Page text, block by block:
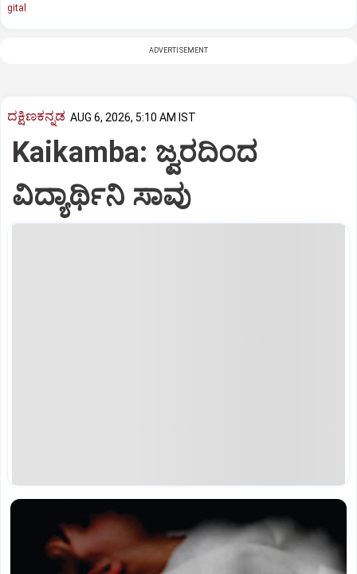
gital
ADVERTISEMENT
ದಕ್ಷಿಣಕನ್ನಡ AUG 6, 2026, 5:10 AM IST
Kaikamba: ಜ್ವರದಿಂದ
ವಿದ್ಯಾರ್ಥಿನಿ ಸಾವು